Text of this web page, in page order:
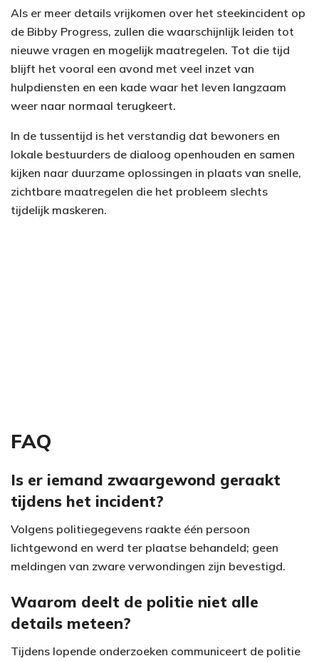
Als er meer details vrijkomen over het steekincident op
de Bibby Progress, zullen die waarschijnlijk leiden tot
nieuwe vragen en mogelijk maatregelen. Tot die tijd
blijft het vooral een avond met veel inzet van
hulpdiensten en een kade waar het leven langzaam
weer naar normaal terugkeert.
In de tussentijd is het verstandig dat bewoners en
lokale bestuurders de dialoog openhouden en samen
kijken naar duurzame oplossingen in plaats van snelle,
zichtbare maatregelen die het probleem slechts
tijdelijk maskeren.
FAQ
Is er iemand zwaargewond geraakt
tijdens het incident?
Volgens politiegegevens raakte één persoon
lichtgewond en werd ter plaatse behandeld; geen
meldingen van zware verwondingen zijn bevestigd.
Waarom deelt de politie niet alle
details meteen?
Tijdens lopende onderzoeken communiceert de politie